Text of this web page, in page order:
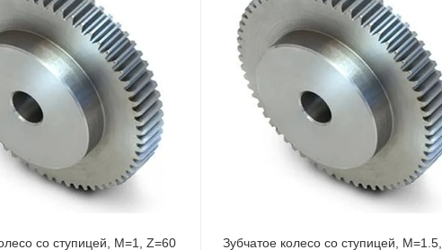
со ступицей, M=1, Z=60
Зубчатое колесо со ступицей, M=1.5,